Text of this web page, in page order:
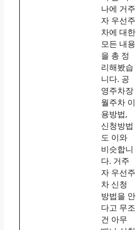
나에 거주
자 우선주
차에 대한
모든 내용
을 총 정
리해봤습
니다. 공
영주차장
월주차 이
용방법,
신청방법
도 이와
비슷합니
다. 거주
자 우선주
차 신청
방법을 안
다고 무조
건 아무